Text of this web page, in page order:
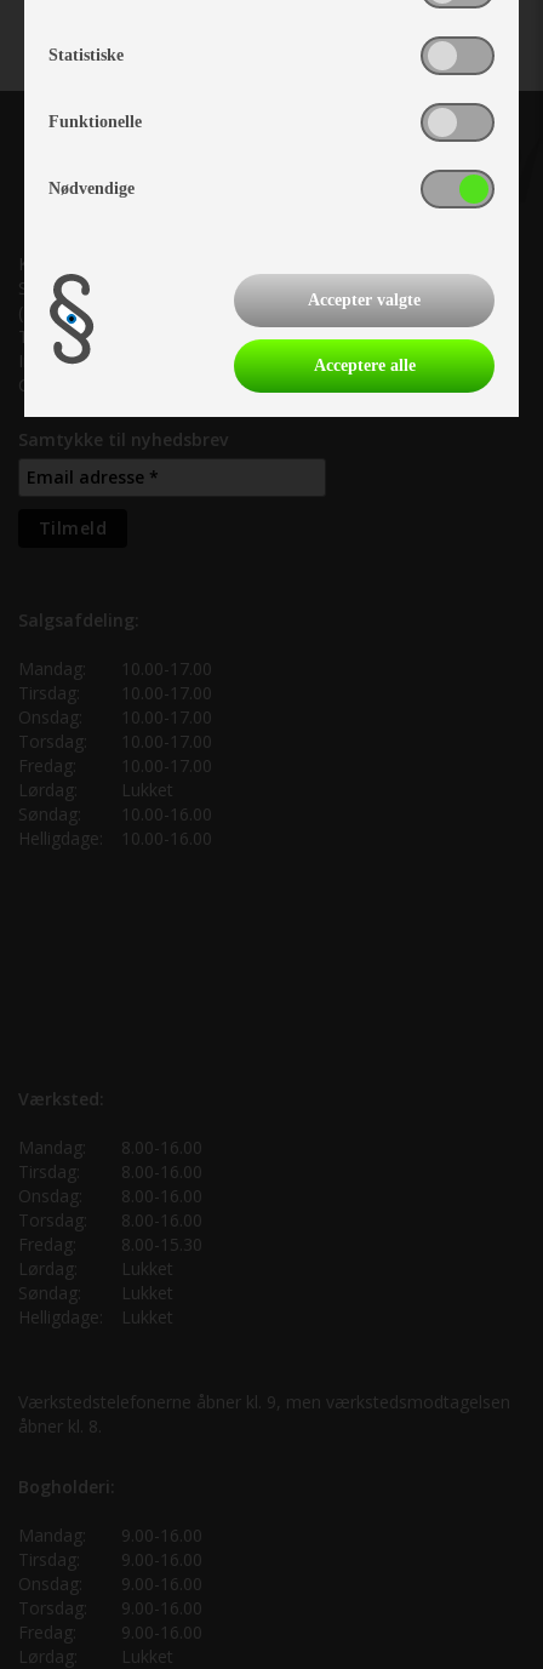
Kronjyllands Camping Center A/S
Suderholmen 10, 8960 Randers SØ
(Lige ud til Grenåvej)
Tlf. +45 87 10 98 70
Info@as-kcc.dk
CVR: 33 38 77 33
Samtykke til nyhedsbrev
Salgsafdeling:
Mandag:
10.00-17.00
Tirsdag:
10.00-17.00
Onsdag:
10.00-17.00
Torsdag:
10.00-17.00
Fredag:
10.00-17.00
Lørdag:
Lukket
Søndag:
10.00-16.00
Helligdage:
10.00-16.00
Værksted:
Mandag:
8.00-16.00
Tirsdag:
8.00-16.00
Onsdag:
8.00-16.00
Torsdag:
8.00-16.00
Fredag:
8.00-15.30
Lørdag:
Lukket
Søndag:
Lukket
Helligdage:
Lukket
Værkstedstelefonerne åbner kl. 9, men værkstedsmodtagelsen
åbner kl. 8.
Bogholderi:
Mandag:
9.00-16.00
Tirsdag:
9.00-16.00
Onsdag:
9.00-16.00
Torsdag:
9.00-16.00
Fredag:
9.00-16.00
Lørdag:
Lukket
Statistiske
Funktionelle
Nødvendige
Accepter valgte
Acceptere alle